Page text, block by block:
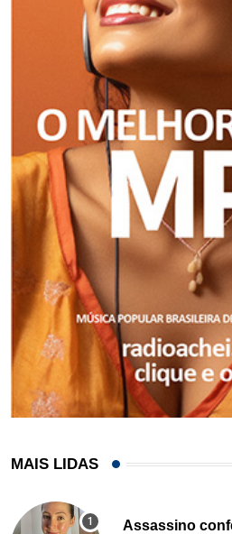
MAIS LIDAS
Assassino